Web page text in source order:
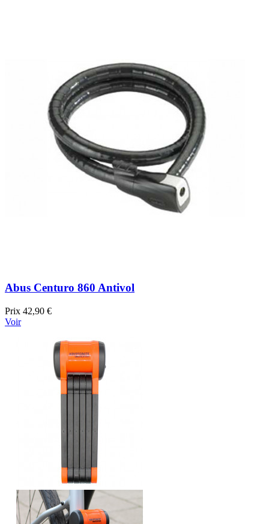
Abus Centuro 860 Antivol
Prix 42,90 €
Voir